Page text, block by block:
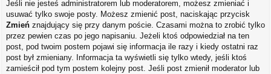
Jeśli nie jesteś administratorem lub moderatorem, możesz zmieniać i
usuwać tylko swoje posty. Możesz zmienić post, naciskając przycisk
Zmień znajdujący się przy danym poście. Czasami można to zrobić tylko
przez pewien czas po jego napisaniu. Jeżeli ktoś odpowiedział na ten
post, pod twoim postem pojawi się informacja ile razy i kiedy ostatni raz
post był zmieniany. Informacja ta wyświetli się tylko wtedy, jeśli ktoś
zamieścił pod tym postem kolejny post. Jeśli post zmienił moderator lub